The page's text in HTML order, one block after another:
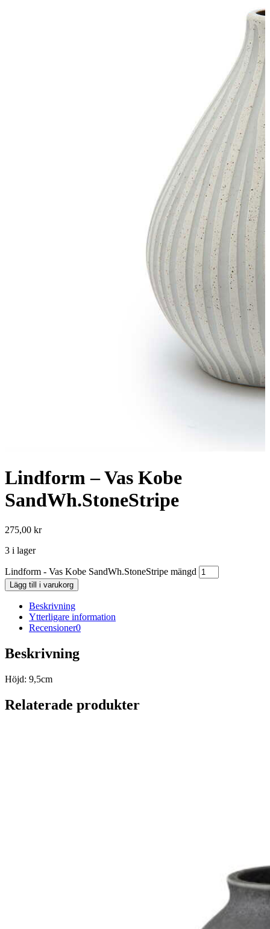
Lindform – Vas Kobe
SandWh.StoneStripe
275,00 kr
3 i lager
Lindform - Vas Kobe SandWh.StoneStripe mängd
Lägg till i varukorg
Beskrivning
Ytterligare information
Recensioner0
Beskrivning
Höjd: 9,5cm
Relaterade produkter